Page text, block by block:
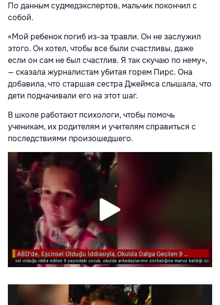
По данным судмедэкспертов, мальчик покончил с
собой.
«Мой ребенок погиб из-за травли. Он не заслужил
этого. Он хотел, чтобы все были счастливы, даже
если он сам не был счастлив. Я так скучаю по нему»,
— сказала журналистам убитая горем Пирс. Она
добавила, что старшая сестра Джеймса слышала, что
дети подначивали его на этот шаг.
В школе работают психологи, чтобы помочь
ученикам, их родителям и учителям справиться с
последствиями произошедшего.